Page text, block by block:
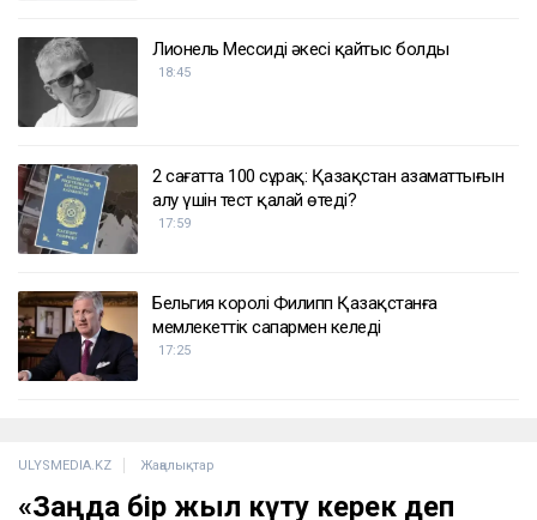
Лионель Мессидің әкесі қайтыс болды
18:45
2 сағатта 100 сұрақ: Қазақстан азаматтығын
алу үшін тест қалай өтеді?
17:59
Бельгия королі Филипп Қазақстанға
мемлекеттік сапармен келеді
17:25
ULYSMEDIA.KZ Жаңалықтар
«Заңда бір жыл күту керек деп